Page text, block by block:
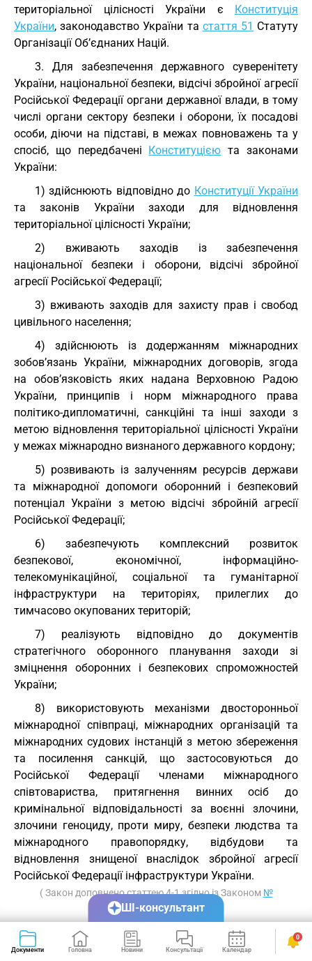
територіальної цілісності України є Конституція
України, законодавство України та стаття 51 Статуту
Організації Об’єднаних Націй.
3. Для забезпечення державного суверенітету
України, національної безпеки, відсічі збройної агресії
Російської Федерації органи державної влади, в тому
числі органи сектору безпеки і оборони, їх посадові
особи, діючи на підставі, в межах повноважень та у
спосіб, що передбачені Конституцією та законами
України:
1) здійснюють відповідно до Конституції України
та законів України заходи для відновлення
територіальної цілісності України;
2) вживають заходів із забезпечення
національної безпеки і оборони, відсічі збройної
агресії Російської Федерації;
3) вживають заходів для захисту прав і свобод
цивільного населення;
4) здійснюють із додержанням міжнародних
зобов’язань України, міжнародних договорів, згода
на обов’язковість яких надана Верховною Радою
України, принципів і норм міжнародного права
політико-дипломатичні, санкційні та інші заходи з
метою відновлення територіальної цілісності України
у межах міжнародно визнаного державного кордону;
5) розвивають із залученням ресурсів держави
та міжнародної допомоги оборонний і безпековий
потенціал України з метою відсічі збройній агресії
Російської Федерації;
6) забезпечують комплексний розвиток
безпекової, економічної, інформаційно-
телекомунікаційної, соціальної та гуманітарної
інфраструктури на територіях, прилеглих до
тимчасово окупованих територій;
7) реалізують відповідно до документів
стратегічного оборонного планування заходи зі
зміцнення оборонних і безпекових спроможностей
України;
8) використовують механізми двосторонньої
міжнародної співпраці, міжнародних організацій та
міжнародних судових інстанцій з метою збереження
та посилення санкцій, що застосовуються до
Російської Федерації членами міжнародного
співтовариства, притягнення винних осіб до
кримінальної відповідальності за воєнні злочини,
злочини геноциду, проти миру, безпеки людства та
міжнародного правопорядку, відбудови та
відновлення знищеної внаслідок збройної агресії
Російської Федерації інфраструктури України.
( Закон доповнено статтею 4-1 згідно із Законом №
2217-IX від 21.04.2022)
Стаття 5.Захист прав і свобод людини і
громадянина на тимчасово окупованій території
Документи Головна Новини Консультації Календар Сервіси
0
ШІ-консультант